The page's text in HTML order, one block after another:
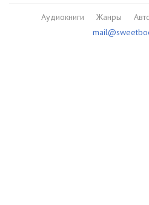
Аудиокниги Жанры